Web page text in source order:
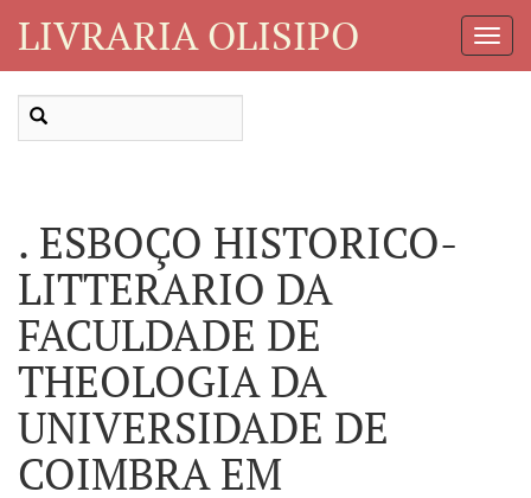
LIVRARIA OLISIPO
. ESBOÇO HISTORICO-
LITTERARIO DA
FACULDADE DE
THEOLOGIA DA
UNIVERSIDADE DE
COIMBRA EM